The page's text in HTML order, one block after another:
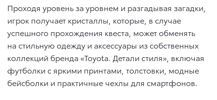
Проходя уровень за уровнем и разгадывая загадки,
игрок получает кристаллы, которые, в случае
успешного прохождения квеста, может обменять
на стильную одежду и аксессуары из собственных
коллекций бренда «Toyota. Детали стиля», включая
футболки с яркими принтами, толстовки, модные
бейсболки и практичные чехлы для смартфонов.